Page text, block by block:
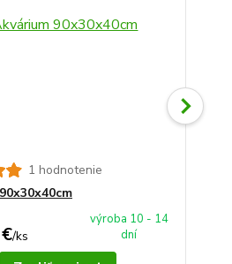
1 hodnotenie
/ks
výroba 10 - 14
dní